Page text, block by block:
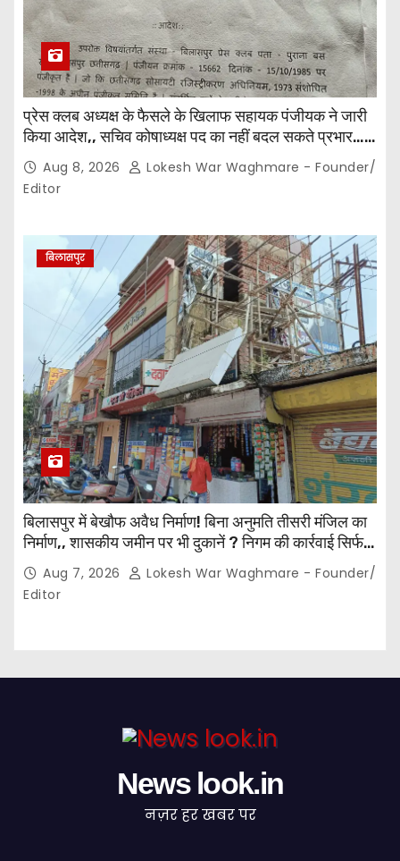
प्रेस क्लब अध्यक्ष के फैसले के खिलाफ सहायक पंजीयक ने जारी
किया आदेश,, सचिव कोषाध्यक्ष पद का नहीं बदल सकते प्रभार…
पदाधिकारियों के बीच विवाद अब प्रशासनिक जांच और नियमों की
कसौटी तक पहुंचा…
Aug 8, 2026
Lokesh War Waghmare - Founder/
Editor
बिलासपुर
बिलासपुर में बेखौफ अवैध निर्माण! बिना अनुमति तीसरी मंजिल का
निर्माण,, शासकीय जमीन पर भी दुकानें ? निगम की कार्रवाई सिर्फ
नोटिस तक सीमित? मुख्य मार्ग पर नियमों की खुलेआम अनदेखी,
जिम्मेदार अधिकारियों की कार्यप्रणाली पर उठे सवाल…
Aug 7, 2026
Lokesh War Waghmare - Founder/
Editor
News look.in
नज़र हर खबर पर